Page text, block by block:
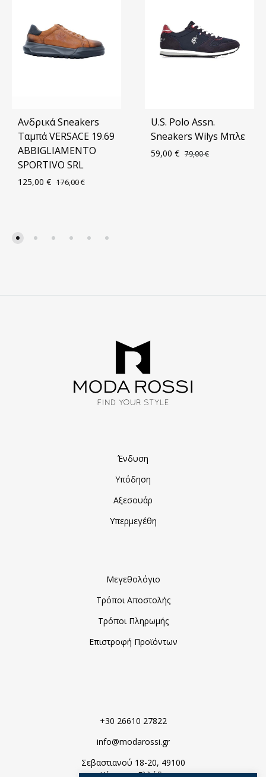
Ανδρικά Sneakers
Ταμπά VERSACE 19.69
ABBIGLIAMENTO
SPORTIVO SRL
125,00 € 176,00€
U.S. Polo Assn.
Sneakers Wilys Μπλε
59,00 € 79,00€
Ένδυση
Υπόδηση
Αξεσουάρ
Υπερμεγέθη
Μεγεθολόγιο
Τρόποι Αποστολής
Τρόποι Πληρωμής
Επιστροφή Προϊόντων
+30 26610 27822
info@modarossi.gr
Σεβαστιανού 18-20, 49100
Κέρκυρα, Ελλάδα